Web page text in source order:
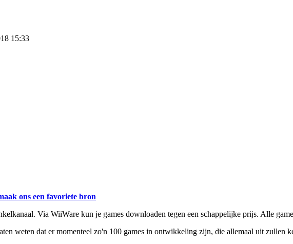
15:33
ons een favoriete bron
Via WiiWare kun je games downloaden tegen een schappelijke prijs. Alle
weten dat er momenteel zo'n 100 games in ontwikkeling zijn, die allemaal uit zullen